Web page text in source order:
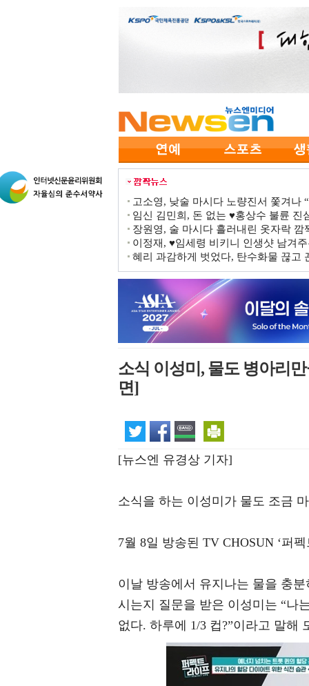
고소영, 낮술 마시다 노량진서 쫓겨나
임신 김민희, 돈 없는 ♥홍상수 불륜
장원영, 술 마시다 흘러내린 옷자락
이정재, ♥임세령 비키니 인생샷 남겨
혜리 과감하게 벗었다, 탄수화물 끊고
소식 이성미, 물도 병아리
면]
[뉴스엔 유경상 기자]
소식을 하는 이성미가 물도 조금
7월 8일 방송된 TV CHOSUN ‘퍼
이날 방송에서 유지나는 물을 충
시는지 질문을 받은 이성미는 “나
없다. 하루에 1/3 컵?”이라고 말해